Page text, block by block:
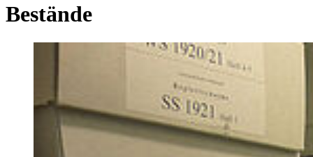
Bestände